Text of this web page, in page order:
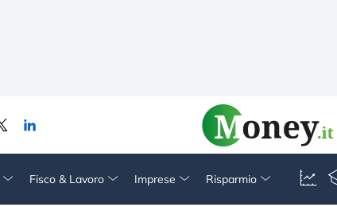
Fisco & Lavoro Imprese Risparmio